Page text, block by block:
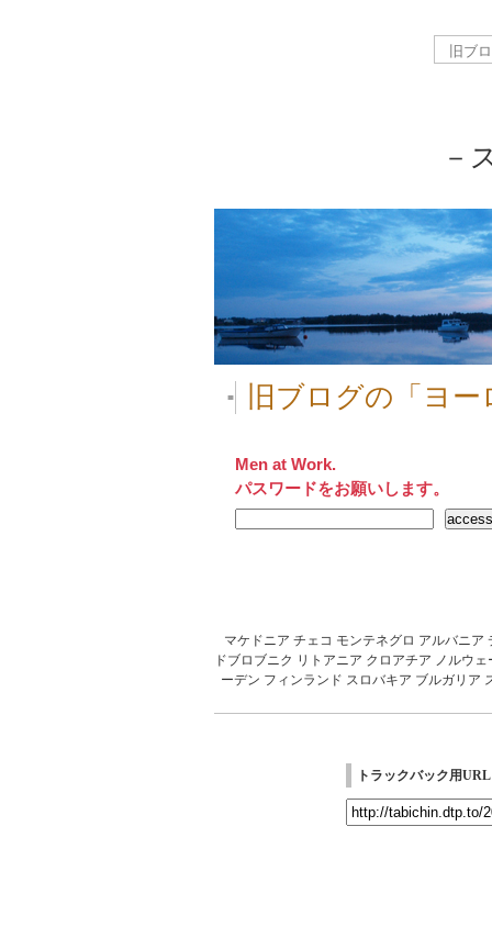
－
■ 旧ブログの「ヨ
Men at Work.
パスワードをお願いします。
マケドニア チェコ モンテネグロ アルバニア
ドブロブニク リトアニア クロアチア ノルウェ
ーデン フィンランド スロバキア ブルガリア
トラックバック用URL